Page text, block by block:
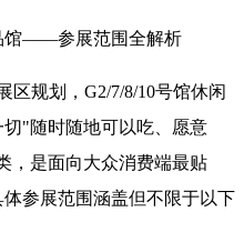
馆——参展范围全解析
区规划，G2/7/8/10号馆休闲
"随时随地可以吃、愿意
，是面向大众消费端最贴
参展范围涵盖但不限于以下